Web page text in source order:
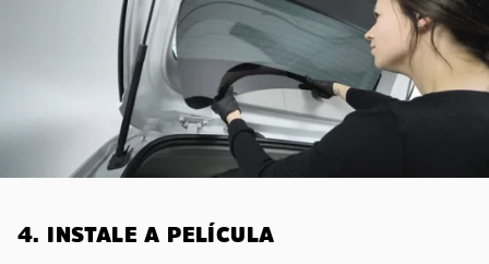
4. INSTALE A PELÍCULA